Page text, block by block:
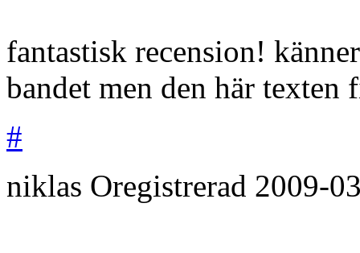
fantastisk recension!
bandet men den här
#
niklas Oregistrerad 2009-